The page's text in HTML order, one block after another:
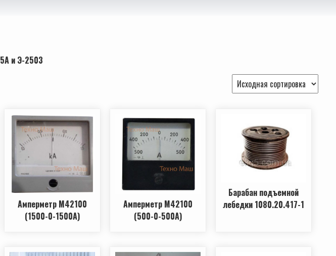
и Э-2503
Амперметр М42100
(1500-0-1500А)
Амперметр М42100
(500-0-500А)
Барабан подъемной
лебедки 1080.20.417-1